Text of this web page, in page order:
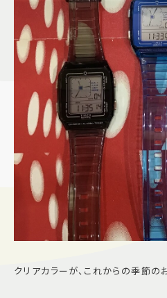
クリアカラーが、これからの季節の